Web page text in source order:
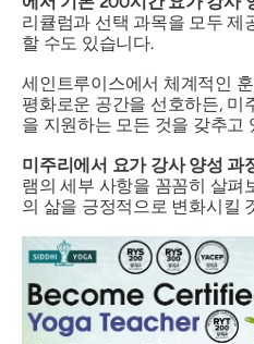
리큘럼과 선택 과목을 모두 제
할 수도 있습니다.
세인트루이스에서 체계적인
평화로운 공간을 선호하든, 미
을 지원하는 모든 것을 갖추고
미주리에서 요가 강사 양성 과
램의 세부 사항을 꼼꼼히 살펴
의 삶을 긍정적으로 변화시킬